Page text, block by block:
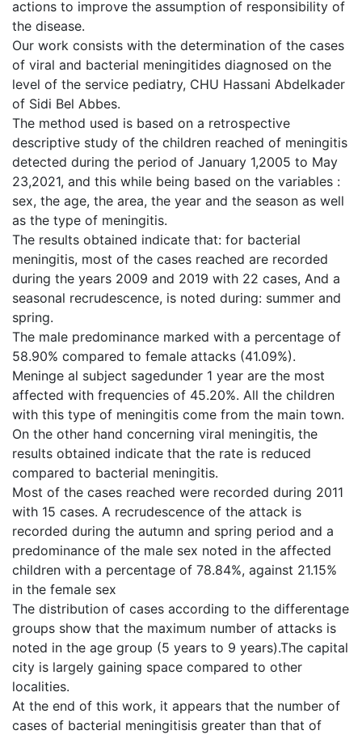
actions to improve the assumption of responsibility of
the disease.
Our work consists with the determination of the cases
of viral and bacterial meningitides diagnosed on the
level of the service pediatry, CHU Hassani Abdelkader
of Sidi Bel Abbes.
The method used is based on a retrospective
descriptive study of the children reached of meningitis
detected during the period of January 1,2005 to May
23,2021, and this while being based on the variables :
sex, the age, the area, the year and the season as well
as the type of meningitis.
The results obtained indicate that: for bacterial
meningitis, most of the cases reached are recorded
during the years 2009 and 2019 with 22 cases, And a
seasonal recrudescence, is noted during: summer and
spring.
The male predominance marked with a percentage of
58.90% compared to female attacks (41.09%).
Meninge al subject sagedunder 1 year are the most
affected with frequencies of 45.20%. All the children
with this type of meningitis come from the main town.
On the other hand concerning viral meningitis, the
results obtained indicate that the rate is reduced
compared to bacterial meningitis.
Most of the cases reached were recorded during 2011
with 15 cases. A recrudescence of the attack is
recorded during the autumn and spring period and a
predominance of the male sex noted in the affected
children with a percentage of 78.84%, against 21.15%
in the female sex
The distribution of cases according to the differentage
groups show that the maximum number of attacks is
noted in the age group (5 years to 9 years).The capital
city is largely gaining space compared to other
localities.
At the end of this work, it appears that the number of
cases of bacterial meningitisis greater than that of